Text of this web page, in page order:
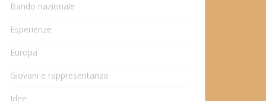
Bando nazionale
Esperienze
Europa
Giovani e rappresentanza
Idee